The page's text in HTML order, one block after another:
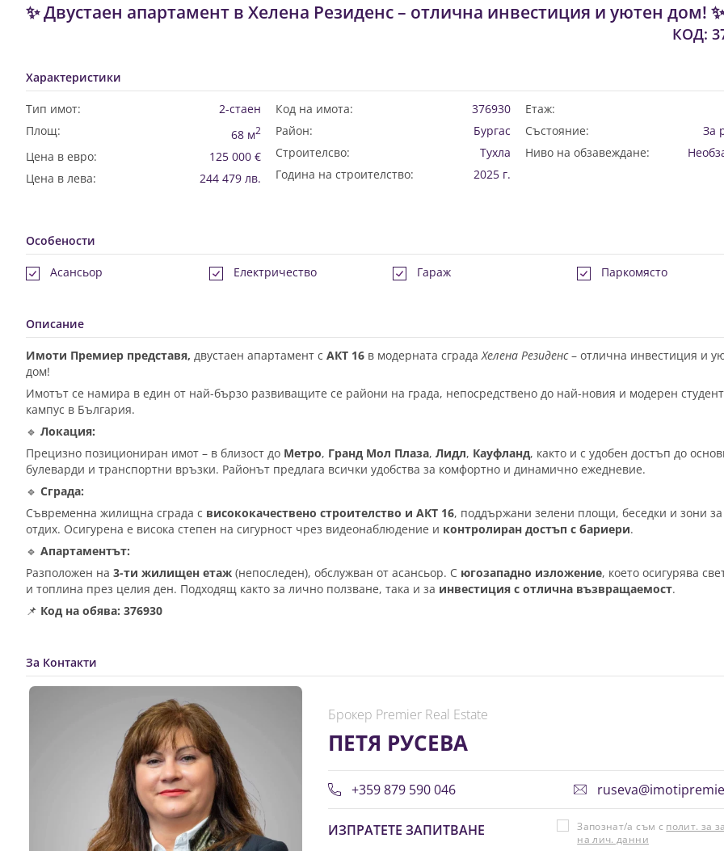
✨ Двустаен апартамент в Хелена Резиденс – отлична инвестиция и уютен дом! ✨
КОД:
Характеристики
Тип имот:
2-стаен
Площ:
68 м2
Цена в евро:
125 000 €
Цена в лева:
244 479 лв.
Код на имота:
376930
Район:
Бургас
Строителсво:
Тухла
Година на строителство:
2025 г.
Етаж:
Състояние:
За
Ниво на обзавеждане:
Особености
Асансьор Електричество Гараж Паркомясто
Описание
Имоти Премиер представя, двустаен апартамент с АКТ 16 в модерната сградаХелена Резиденс– отлична инвестиция и
дом!
Имотът се намира в един от най-бързо развиващите се райони на града, непосредствено до най-новия и модерен
кампус в България.
🔹 Локация:
Прецизно позициониран имот – в близост до Метро, Гранд Мол Плаза, Лидл, Кауфланд, както и с удобен достъп до
булеварди и транспортни връзки. Районът предлага всички удобства за комфортно и динамично ежедневие.
🔹 Сграда:
Съвременна жилищна сграда с висококачествено строителство и АКТ 16, поддържани зелени площи, беседки и зони за
отдих. Осигурена е висока степен на сигурност чрез видеонаблюдение и контролиран достъп с бариери.
🔹 Апартаментът:
Разположен на 3-ти жилищен етаж (непоследен), обслужван от асансьор. С югозападно изложение, което осигурява
и топлина през целия ден. Подходящ както за лично ползване, така и за инвестиция с отлична възвращаемост.
📌 Код на обява: 376930
За Контакти
Брокер Premier Real Estate
ПЕТЯ РУСЕВА
+359 879 590 046
ИЗПРАТЕТЕ ЗАПИТВАНЕ Запознат/а съм с полит. за
на лич. данни